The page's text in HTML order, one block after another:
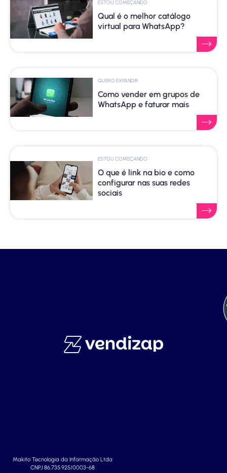
ESTOU COMEÇANDO
Qual é o melhor catálogo
virtual para WhatsApp?
QUERO EXPANDIR
Como vender em grupos de
WhatsApp e faturar mais
ESTOU COMEÇANDO
O que é link na bio e como
configurar nas suas redes
sociais
Makito Tecnologia da Informação Ltda
CNPJ 86.735.925/0003-68